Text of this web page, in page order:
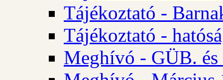
Tájékoztató -
Tájékoztató -
Meghívó - GÜB.